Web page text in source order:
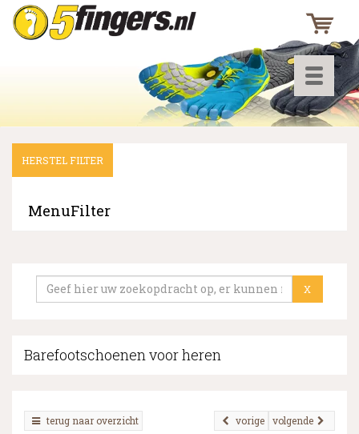
Toggle
▼
▼
HERSTEL FILTER
MenuFilter
X
Barefootschoenen voor heren
terug naar overzicht volgende
vorige